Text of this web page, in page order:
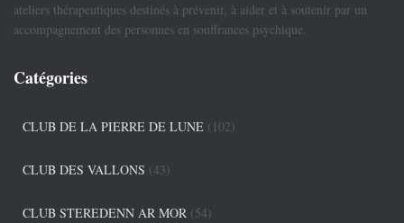
ateliers thérapeutiques destinés à prévenir, à aider et à soutenir par un
accompagnement des personnes en souffrances psychique.
Catégories
CLUB DE LA PIERRE DE LUNE (102)
CLUB DES VALLONS (43)
CLUB STEREDENN AR MOR (54)